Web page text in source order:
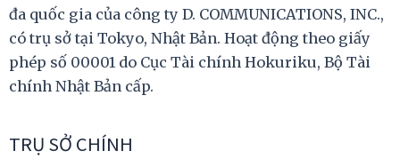
đa quốc gia của công ty D. COMMUNICATIONS, INC.,
có trụ sở tại Tokyo, Nhật Bản. Hoạt động theo giấy
phép số 00001 do Cục Tài chính Hokuriku, Bộ Tài
chính Nhật Bản cấp.
TRỤ SỞ CHÍNH